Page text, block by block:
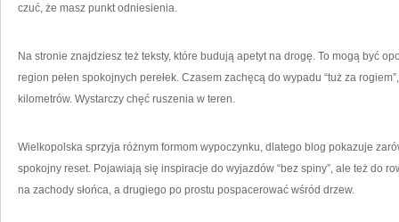
czuć, że masz punkt odniesienia.
Na stronie znajdziesz też teksty, które budują apetyt na drogę. To mogą być
region pełen spokojnych perełek. Czasem zachęcą do wypadu “tuż za
kilometrów. Wystarczy chęć ruszenia w teren.
Wielkopolska sprzyja różnym formom wypoczynku, dlatego blog pokazuje
spokojny reset. Pojawiają się inspiracje do wyjazdów “bez spiny”, ale też do
na zachody słońca, a drugiego po prostu pospacerować wśród drzew.